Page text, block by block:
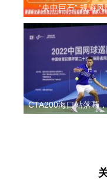
“央中巨石” 规避
CTA200海口站落幕